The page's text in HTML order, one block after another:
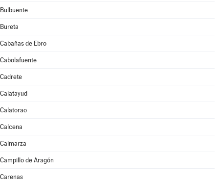
Bulbuente
Bureta
Cabañas de Ebro
Cabolafuente
Cadrete
Calatayud
Calatorao
Calcena
Calmarza
Campillo de Aragón
Carenas